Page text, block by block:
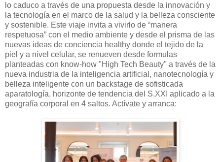
lo caduco a través de una propuesta desde la innovación y
la tecnología en el marco de la salud y la belleza consciente
y sostenible. Este viaje invita a vivirlo de “manera
respetuosa” con el medio ambiente y desde el prisma de las
nuevas ideas de conciencia healthy donde el tejido de la
piel y a nivel celular, se renueven desde formulas
planteadas con know-how "High Tech Beauty" a través de la
nueva industria de la inteligencia artificial, nanotecnología y
belleza inteligente con un backstage de sofisticada
aparatología, horizonte de tendencia del S.XXI aplicado a la
geografía corporal en 4 saltos. Actívate y arranca: